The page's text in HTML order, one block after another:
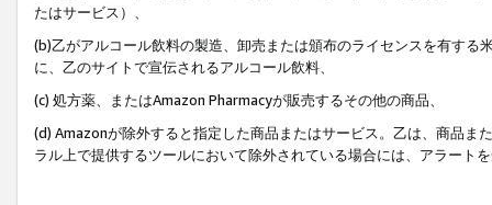
たはサービス）、
(b)乙がアルコール飲料の製造、卸売または頒布のライセンスを有す
に、乙のサイトで宣伝されるアルコール飲料、
(c) 処方薬、またはAmazon Pharmacyが販売するその他の商品、
(d) Amazonが除外すると指定した商品またはサービス。乙は、商品ま
ラル上で提供するツールにおいて除外されている場合には、アラート